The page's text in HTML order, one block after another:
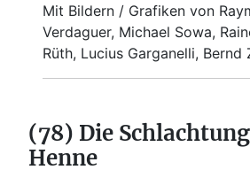
Mit Bildern / Grafiken von
Verdaguer, Michael Sowa,
Rüth, Lucius Garganelli, Bernd
(78) Die
Henne